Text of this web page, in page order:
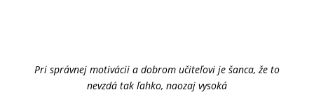
Pri správnej motivácii a dobrom učiteľovi je šanca, že to
nevzdá tak ľahko, naozaj vysoká